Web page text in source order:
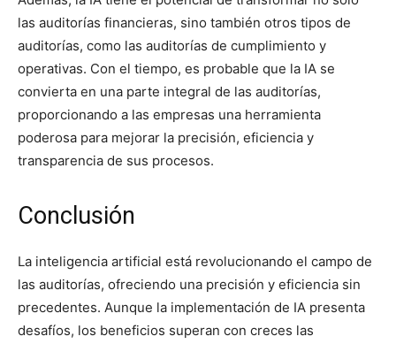
las auditorías financieras, sino también otros tipos de
auditorías, como las auditorías de cumplimiento y
operativas. Con el tiempo, es probable que la IA se
convierta en una parte integral de las auditorías,
proporcionando a las empresas una herramienta
poderosa para mejorar la precisión, eficiencia y
transparencia de sus procesos.
Conclusión
La inteligencia artificial está revolucionando el campo de
las auditorías, ofreciendo una precisión y eficiencia sin
precedentes. Aunque la implementación de IA presenta
desafíos, los beneficios superan con creces las